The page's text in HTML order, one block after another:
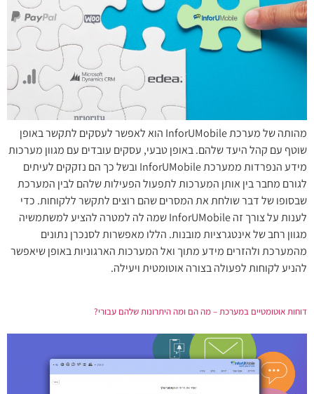
מהותה של מערכת InforUMobile הוא לאפשר לעסקים לתקשר באופן
שוטף עם קהל היעד שלהם. באופן טבעי, עסקים עובדים עם מגוון מערכות
מידע הנפרדות ממערכת InforUMobile ובשל כך הם נזקקים לעיתים
לגורם מחבר בין אותן המערכות לתפעול הפעילות שלהם לבין המערכת
שבסופו של דבר שולחת את המסרים שהם רוצים לתקשר ללקוחות. כדי
לענות על צורך זה InforUMobile שמה לה למטרה להציע למשתמשיה
מגוון רחב של אינטגרציות מובנות. הללו מאפשרות לסנכרן נתונים
מהמערכת ולהזרים מידע מתוך ואל המערכות הארגוניות באופן שיאפשר
להניע לקוחות לפעולה בצורה אוטומטית ויעילה.
דוחות אוטומטיים במערכת – מה הם ומה היתרונות שלהם עבורי?